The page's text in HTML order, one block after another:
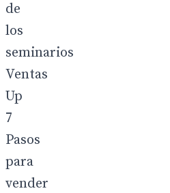
de
los
seminarios
Ventas
Up
7
Pasos
para
vender